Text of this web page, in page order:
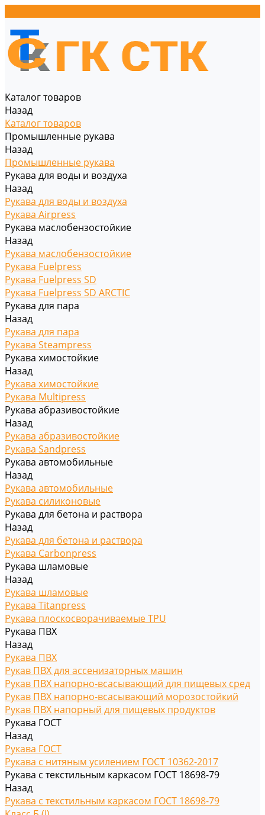
Каталог товаров
Назад
Каталог товаров
Промышленные рукава
Назад
Промышленные рукава
Рукава для воды и воздуха
Назад
Рукава для воды и воздуха
Рукава Airpress
Рукава маслобензостойкие
Назад
Рукава маслобензостойкие
Рукава Fuelpress
Рукава Fuelpress SD
Рукава Fuelpress SD ARCTIC
Рукава для пара
Назад
Рукава для пара
Рукава Steampress
Рукава химостойкие
Назад
Рукава химостойкие
Рукава Multipress
Рукава абразивостойкие
Назад
Рукава абразивостойкие
Рукава Sandpress
Рукава автомобильные
Назад
Рукава автомобильные
Рукава силиконовые
Рукава для бетона и раствора
Назад
Рукава для бетона и раствора
Рукава Carbonpress
Рукава шламовые
Назад
Рукава шламовые
Рукава Titanpress
Рукава плоскосворачиваемые TPU
Рукава ПВХ
Назад
Рукава ПВХ
Рукав ПВХ для ассенизаторных машин
Рукав ПВХ напорно-всасывающий для пищевых сред
Рукав ПВХ напорно-всасывающий морозостойкий
Рукав ПВХ напорный для пищевых продуктов
Рукава ГОСТ
Назад
Рукава ГОСТ
Рукава с нитяным усилением ГОСТ 10362-2017
Рукава с текстильным каркасом ГОСТ 18698-79
Назад
Рукава с текстильным каркасом ГОСТ 18698-79